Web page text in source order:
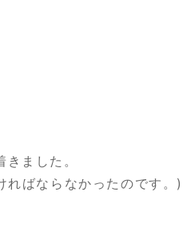
ました。
ばならなかったのです。)